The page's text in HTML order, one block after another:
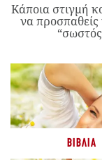
Κάποια στιγμή
να προσπαθείς
ΒΙΒΛΊΑ